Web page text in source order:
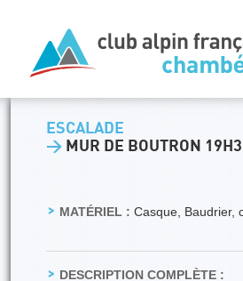
ESCALADE
> MUR DE BOUTRON
MATÉRIEL : Casque, Baudrier,
DESCRIPTION COMPLÈTE :